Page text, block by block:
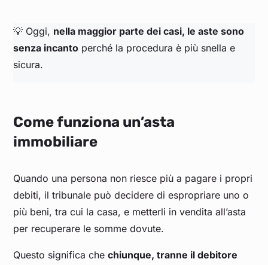
💡 Oggi, nella maggior parte dei casi, le aste sono
senza incanto perché la procedura è più snella e
sicura.
Come funziona un’asta
immobiliare
Quando una persona non riesce più a pagare i propri
debiti, il tribunale può decidere di espropriare uno o
più beni, tra cui la casa, e metterli in vendita all’asta
per recuperare le somme dovute.
Questo significa chechiunque, tranne il debitore